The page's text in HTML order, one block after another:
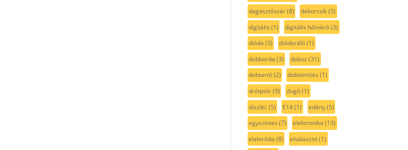
dagasztószár(8) dekorcsík(3)
digitális (1) digitális hőmérő(3)
dióda (3) diódaráló(1)
dobborda (3) doboz (31)
dobtartó(2) dobtömítés (1)
drótpolc(9) dugó(1)
díszléc(5) E14(1) edény(5)
egyszintes (7) elektronika (13)
elektróda (8) elválasztó(1)